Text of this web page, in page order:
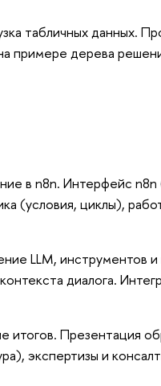
табличных данных.
примере дерева
в n8n. Интерфейс
(условия, циклы),
LLM, инструментов
диалога.
итогов. Презентация
экспертизы и